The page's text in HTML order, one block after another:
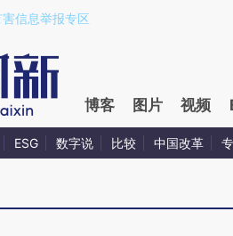
信息举报专区
博客 图片 视频
ESG 数字说 比较 中国改革